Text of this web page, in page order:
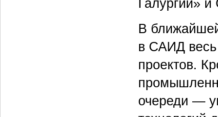
В
в САИД весь
проектов.
очереди —